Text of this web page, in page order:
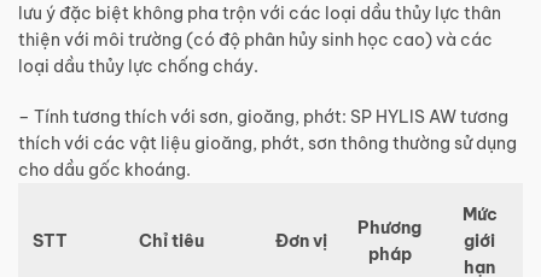
lưu ý đặc biệt không pha trộn với các loại dầu thủy lực thân
thiện với môi trường (có độ phân hủy sinh học cao) và các
loại dầu thủy lực chống cháy.
– Tính tương thích với sơn, gioăng, phớt: SP HYLIS AW tương
thích với các vật liệu gioăng, phớt, sơn thông thường sử dụng
cho dầu gốc khoáng.
STT Chỉ tiêu Đơn vị
Phương
pháp
Mức
giới
hạn